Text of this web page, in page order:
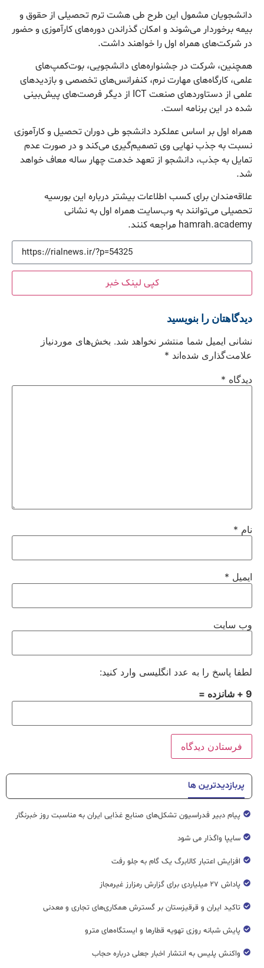
دانشجویان مشمول این طرح طی هشت ترم تحصیلی از حقوق و
بیمه برخوردار می‌شوند و امکان گذراندن دوره‌های کارآموزی و حضور
در شرکت‌های همراه اول را خواهند داشت.
همچنین، شرکت در جشنواره‌های دانشجویی، بوت‌کمپ‌های
علمی، کارگاه‌های مهارت نرم، کنفرانس‌های تخصصی و بازدیدهای
علمی از دستاوردهای صنعت ICT از دیگر فرصت‌های پیش‌بینی
شده در این برنامه است.
همراه اول بر اساس عملکرد دانشجو طی دوران تحصیل و کارآموزی
نسبت به جذب نهایی وی تصمیم‌گیری می‌کند و در صورت عدم
تمایل به جذب، دانشجو از تعهد خدمت چهار ساله معاف خواهد
شد.
علاقه‌مندان برای کسب اطلاعات بیشتر درباره این بورسیه
تحصیلی می‌توانند به وب‌سایت همراه اول به نشانی
hamrah.academy مراجعه کنند.
کپی لینک خبر
دیدگاهتان را بنویسید
نشانی ایمیل شما منتشر نخواهد شد. بخش‌های موردنیاز
علامت‌گذاری شده‌اند *
دیدگاه *
نام *
ایمیل *
وب‌ سایت
لطفا پاسخ را به عدد انگلیسی وارد کنید:
9 + شانزده =
پربازدیدترین ها
پیام دبیر فدراسیون تشکل‌های صنایع غذایی ایران به مناسبت روز خبرنگار
سایپا واگذار می شود
افزایش اعتبار کالابرگ یک گام به جلو رفت
پاداش ۲۷ میلیاردی برای گزارش رمزارز غیرمجاز
تاکید ایران و قرقیزستان بر گسترش همکاری‌های تجاری و معدنی
پایش شبانه روزی تهویه قطار‌ها و ایستگاه‌های مترو
واکنش پلیس به انتشار اخبار جعلی درباره حجاب